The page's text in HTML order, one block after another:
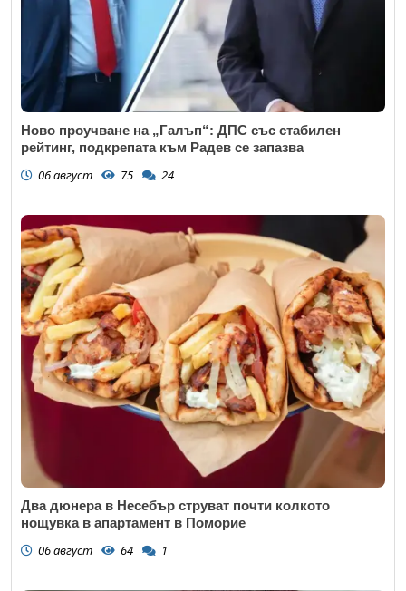
Ново проучване на „Галъп“: ДПС със стабилен
рейтинг, подкрепата към Радев се запазва
06 август 75 24
Два дюнера в Несебър струват почти колкото
нощувка в апартамент в Поморие
06 август 64 1